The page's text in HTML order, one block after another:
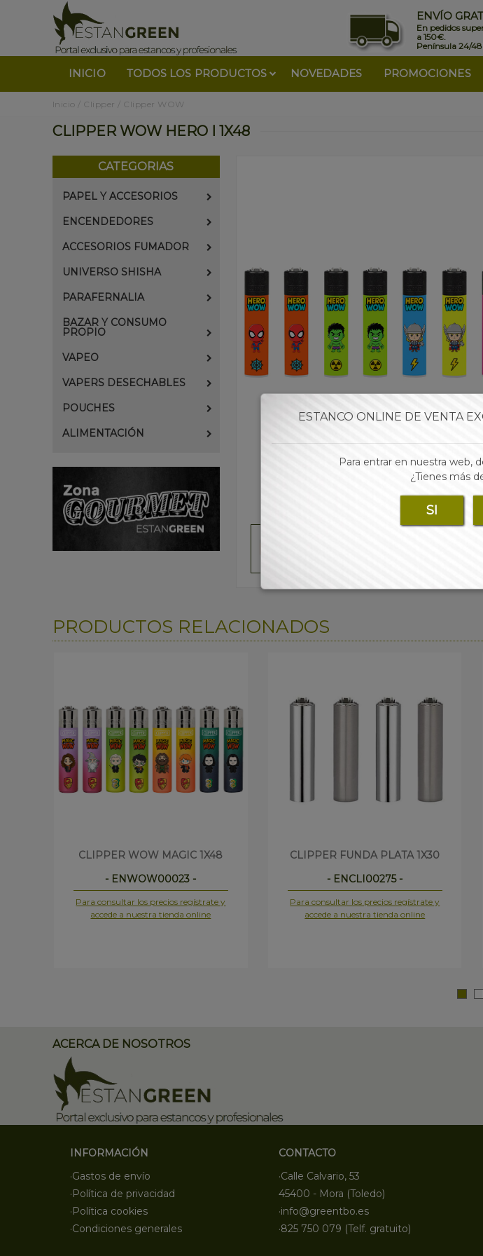
ENVÍO
En pedidos
a 150€.
Península 24/
INICIO TODOS LOS PRODUCTOS NOVEDADES PROMOCIONES
Inicio Clipper Clipper WOW
CLIPPER WOW HERO I 1X48
CATEGORIAS
PAPEL Y ACCESORIOS
ENCENDEDORES
ACCESORIOS FUMADOR
UNIVERSO SHISHA
PARAFERNALIA
BAZAR Y CONSUMO
PROPIO
VAPEO
VAPERS DESECHABLES
POUCHES
ALIMENTACIÓN
PRODUCTOS RELACIONADOS
CLIPPER WOW MAGIC 1X48
- ENWOW00023 -
Para consultar los precios regístrate y
accede a nuestra tienda online
CLIPPER FUNDA PLATA 1X30
- ENCLI00275 -
Para consultar los precios regístrate y
accede a nuestra tienda online
ACERCA DE NOSOTROS
INFORMACIÓN
·Gastos de envío
·Política de privacidad
·Política cookies
·Condiciones generales
CONTACTO
·Calle Calvario, 53
45400 - Mora (Toledo)
·info@greentbo.es
·825 750 079 (Telf. gratuito)
ESTANCO ONLINE DE VENTA
Para entrar en nuestra web,
¿Tienes más
SI